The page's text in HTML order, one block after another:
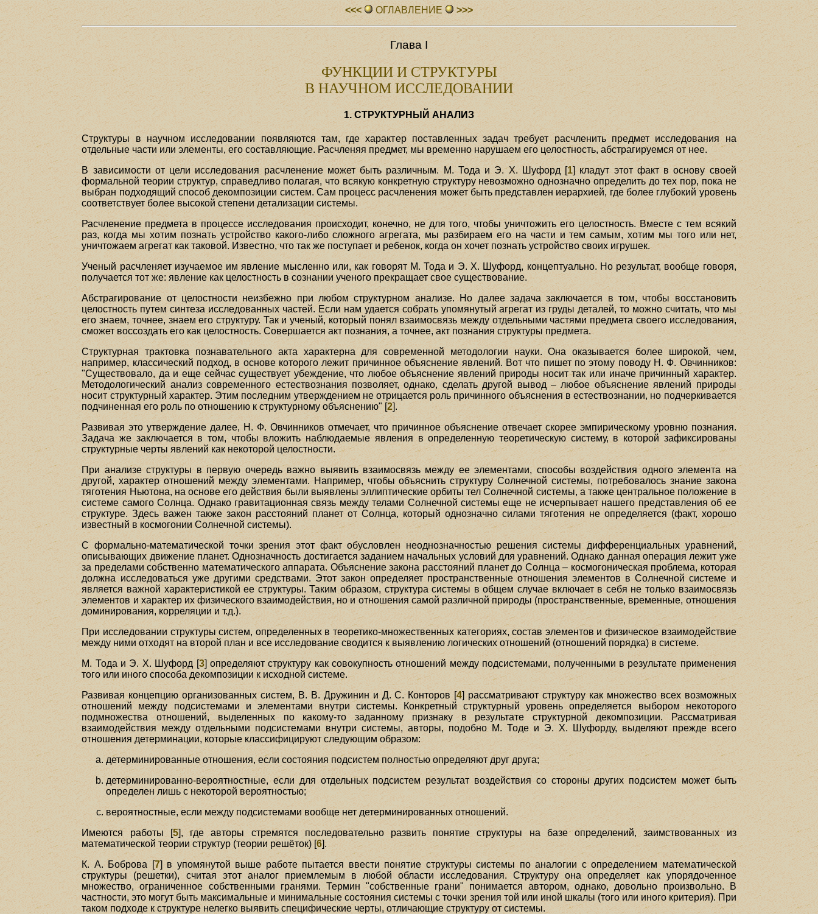
<<< ОГЛАВЛЕHИЕ >>>
Глава I
ФУНКЦИИ И СТРУКТУРЫ
В НАУЧНОМ ИССЛЕДОВАНИИ
1. СТРУКТУРНЫЙ АНАЛИЗ
Структуры в научном исследовании появляются там, где характер поставленных задач требует расчленить предмет исследования на
отдельные части или элементы, его составляющие. Расчленяя предмет, мы временно нарушаем его целостность, абстрагируемся от нее.
В зависимости от цели исследования расчленение может быть различным. М. Тода и Э. X. Шуфорд [1] кладут этот факт в основу своей
формальной теории структур, справедливо полагая, что всякую конкретную структуру невозможно однозначно определить до тех пор, пока не
выбран подходящий способ декомпозиции систем. Сам процесс расчленения может быть представлен иерархией, где более глубокий уровень
соответствует более высокой степени детализации системы.
Расчленение предмета в процессе исследования происходит, конечно, не для того, чтобы уничтожить его целостность. Вместе с тем всякий
раз, когда мы хотим познать устройство какого-либо сложного агрегата, мы разбираем его на части и тем самым, хотим мы того или нет,
уничтожаем агрегат как таковой. Известно, что так же поступает и ребенок, когда он хочет познать устройство своих игрушек.
Ученый расчленяет изучаемое им явление мысленно или, как говорят М. Тода и Э. X. Шуфорд, концептуально. Но результат, вообще говоря,
получается тот же: явление как целостность в сознании ученого прекращает свое существование.
Абстрагирование от целостности неизбежно при любом структурном анализе. Но далее задача заключается в том, чтобы восстановить
целостность путем синтеза исследованных частей. Если нам удается собрать упомянутый агрегат из груды деталей, то можно считать, что мы
его знаем, точнее, знаем его структуру. Так и ученый, который понял взаимосвязь между отдельными частями предмета своего исследования,
сможет воссоздать его как целостность. Совершается акт познания, а точнее, акт познания структуры предмета.
Структурная трактовка познавательного акта характерна для современной методологии науки. Она оказывается более широкой, чем,
например, классический подход, в основе которого лежит причинное объяснение явлений. Вот что пишет по этому поводу Н. Ф. Овчинников:
"Существовало, да и еще сейчас существует убеждение, что любое объяснение явлений природы носит так или иначе причинный характер.
Методологический анализ современного естествознания позволяет, однако, сделать другой вывод – любое объяснение явлений природы
носит структурный характер. Этим последним утверждением не отрицается роль причинного объяснения в естествознании, но подчеркивается
подчиненная его роль по отношению к структурному объяснению" [2].
Развивая это утверждение далее, Н. Ф. Овчинников отмечает, что причинное объяснение отвечает скорее эмпирическому уровню познания.
Задача же заключается в том, чтобы вложить наблюдаемые явления в определенную теоретическую систему, в которой зафиксированы
структурные черты явлений как некоторой целостности.
При анализе структуры в первую очередь важно выявить взаимосвязь между ее элементами, способы воздействия одного элемента на
другой, характер отношений между элементами. Например, чтобы объяснить структуру Солнечной системы, потребовалось знание закона
тяготения Ньютона, на основе его действия были выявлены эллиптические орбиты тел Солнечной системы, а также центральное положение в
системе самого Солнца. Однако гравитационная связь между телами Солнечной системы еще не исчерпывает нашего представления об ее
структуре. Здесь важен также закон расстояний планет от Солнца, который однозначно силами тяготения не определяется (факт, хорошо
известный в космогонии Солнечной системы).
С формально-математической точки зрения этот факт обусловлен неоднозначностью решения системы дифференциальных уравнений,
описывающих движение планет. Однозначность достигается заданием начальных условий для уравнений. Однако данная операция лежит уже
за пределами собственно математического аппарата. Объяснение закона расстояний планет до Солнца – космогоническая проблема, которая
должна исследоваться уже другими средствами. Этот закон определяет пространственные отношения элементов в Солнечной системе и
является важной характеристикой ее структуры. Таким образом, структура системы в общем случае включает в себя не только взаимосвязь
элементов и характер их физического взаимодействия, но и отношения самой различной природы (пространственные, временные, отношения
доминирования, корреляции и т.д.).
При исследовании структуры систем, определенных в теоретико-множественных категориях, состав элементов и физическое взаимодействие
между ними отходят на второй план и все исследование сводится к выявлению логических отношений (отношений порядка) в системе.
М. Тода и Э. X. Шуфорд [3] определяют структуру как совокупность отношений между подсистемами, полученными в результате применения
того или иного способа декомпозиции к исходной системе.
Развивая концепцию организованных систем, В. В. Дружинин и Д. С. Конторов [4] рассматривают структуру как множество всех возможных
отношений между подсистемами и элементами внутри системы. Конкретный структурный уровень определяется выбором некоторого
подмножества отношений, выделенных по какому-то заданному признаку в результате структурной декомпозиции. Рассматривая
взаимодействия между отдельными подсистемами внутри системы, авторы, подобно М. Тоде и Э. X. Шуфорду, выделяют прежде всего
отношения детерминации, которые классифицируют следующим образом:
детерминированные отношения, если состояния подсистем полностью определяют друг друга;
детерминированно-вероятностные, если для отдельных подсистем результат воздействия со стороны других подсистем может быть
определен лишь с некоторой вероятностью;
вероятностные, если между подсистемами вообще нет детерминированных отношений.
Имеются работы [5], где авторы стремятся последовательно развить понятие структуры на базе определений, заимствованных из
математической теории структур (теории решёток) [6].
К. А. Боброва [7] в упомянутой выше работе пытается ввести понятие структуры системы по аналогии с определением математической
структуры (решетки), считая этот аналог приемлемым в любой области исследования. Структуру она определяет как упорядоченное
множество, ограниченное собственными гранями. Термин "собственные грани" понимается автором, однако, довольно произвольно. В
частности, это могут быть максимальные и минимальные состояния системы с точки зрения той или иной шкалы (того или иного критерия). При
таком подходе к структуре нелегко выявить специфические черты, отличающие структуру от системы.